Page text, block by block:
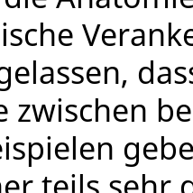
zwischen